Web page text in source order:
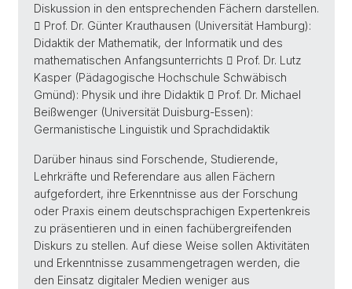
Diskussion in den entsprechenden Fächern darstellen.
 Prof. Dr. Günter Krauthausen (Universität Hamburg):
Didaktik der Mathematik, der Informatik und des
mathematischen Anfangsunterrichts  Prof. Dr. Lutz
Kasper (Pädagogische Hochschule Schwäbisch
Gmünd): Physik und ihre Didaktik  Prof. Dr. Michael
Beißwenger (Universität Duisburg-Essen):
Germanistische Linguistik und Sprachdidaktik
Darüber hinaus sind Forschende, Studierende,
Lehrkräfte und Referendare aus allen Fächern
aufgefordert, ihre Erkenntnisse aus der Forschung
oder Praxis einem deutschsprachigen Expertenkreis
zu präsentieren und in einen fachübergreifenden
Diskurs zu stellen. Auf diese Weise sollen Aktivitäten
und Erkenntnisse zusammengetragen werden, die
den Einsatz digitaler Medien weniger aus